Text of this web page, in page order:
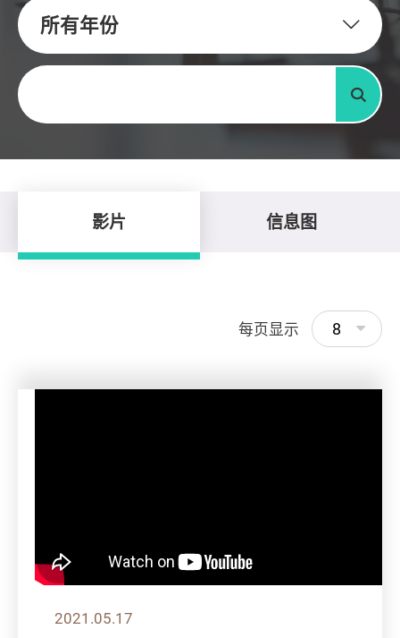
所有年份
关键字
搜寻
影片 信息图
每页显示 8
2021.05.17